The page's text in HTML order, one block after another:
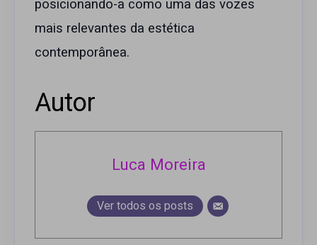
posicionando-a como uma das vozes
mais relevantes da estética
contemporânea.
Autor
Luca Moreira
Ver todos os posts